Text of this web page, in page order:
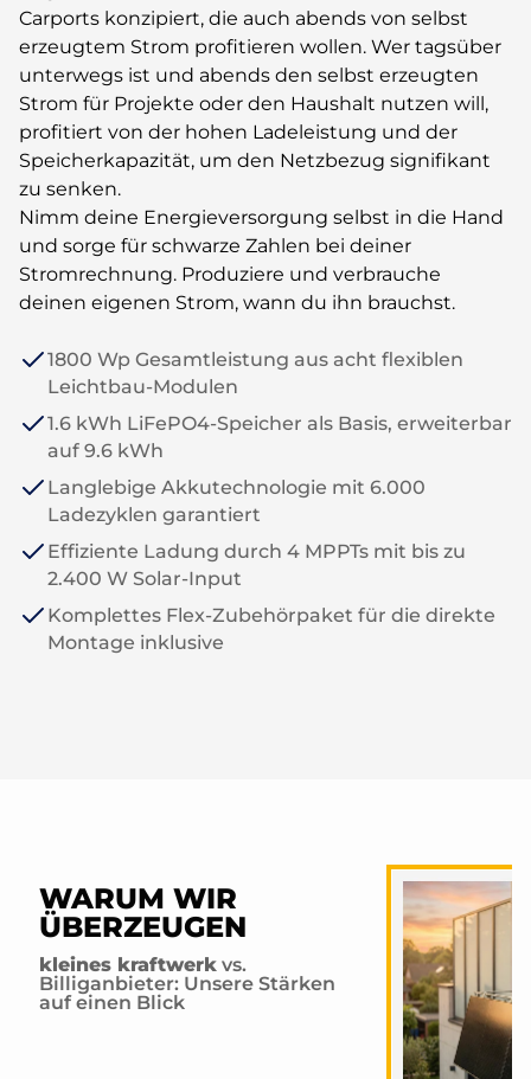
Carports konzipiert, die auch abends von selbst
erzeugtem Strom profitieren wollen. Wer tagsüber
unterwegs ist und abends den selbst erzeugten
Strom für Projekte oder den Haushalt nutzen will,
profitiert von der hohen Ladeleistung und der
Speicherkapazität, um den Netzbezug signifikant
zu senken.
Nimm deine Energieversorgung selbst in die Hand
und sorge für schwarze Zahlen bei deiner
Stromrechnung. Produziere und verbrauche
deinen eigenen Strom, wann du ihn brauchst.
1800 Wp Gesamtleistung aus acht flexiblen
Leichtbau-Modulen
1.6 kWh LiFePO4-Speicher als Basis, erweiterbar
auf 9.6 kWh
Langlebige Akkutechnologie mit 6.000
Ladezyklen garantiert
Effiziente Ladung durch 4 MPPTs mit bis zu
2.400 W Solar-Input
Komplettes Flex-Zubehörpaket für die direkte
Montage inklusive
WARUM WIR
ÜBERZEUGEN
kleines kraftwerk vs.
Billiganbieter: Unsere Stärken
auf einen Blick